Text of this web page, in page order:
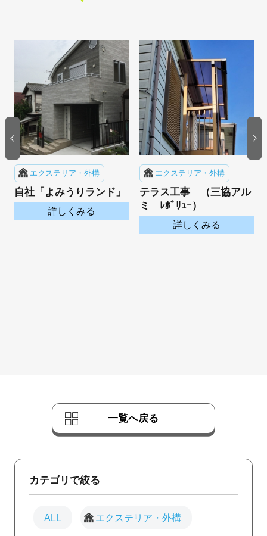
エクステリア・外構
自社「よみうりランド」
詳しくみる
エクステリア・外構
テラス工事 （三協アル
ミ ﾚﾎﾞﾘｭｰ）
詳しくみる
一覧へ戻る
カテゴリで絞る
ALL エクステリア・外構